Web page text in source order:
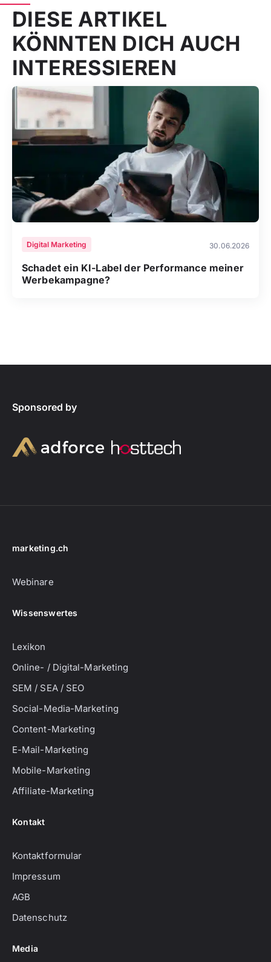
DIESE ARTIKEL
KÖNNTEN DICH AUCH
INTERESSIEREN
Digital Marketing 30.06.2026
Schadet ein KI-Label der Performance meiner
Werbekampagne?
Sponsored by
marketing.ch
Webinare
Wissenswertes
Lexikon
Online- / Digital-Marketing
SEM / SEA / SEO
Social-Media-Marketing
Content-Marketing
E-Mail-Marketing
Mobile-Marketing
Affiliate-Marketing
Kontakt
Kontaktformular
Impressum
AGB
Datenschutz
Media